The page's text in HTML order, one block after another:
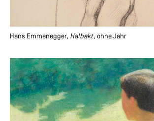
Hans Emmenegger, Halbakt, ohne Jahr